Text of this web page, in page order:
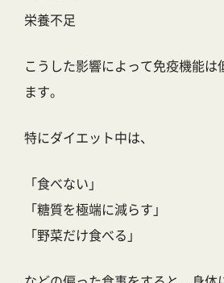
栄養不足
こうした影響によって免疫機能は
ます。
特にダイエット中は、
「食べない」
「糖質を極端に減らす」
「野菜だけ食べる」